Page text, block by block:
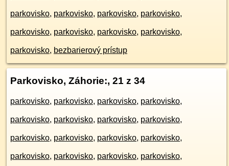
parkovisko, parkovisko, parkovisko, parkovisko,
parkovisko, parkovisko, parkovisko, parkovisko,
parkovisko, bezbarierový prístup
Parkovisko, Záhorie:, 21 z 34
parkovisko, parkovisko, parkovisko, parkovisko,
parkovisko, parkovisko, parkovisko, parkovisko,
parkovisko, parkovisko, parkovisko, parkovisko,
parkovisko, parkovisko, parkovisko, parkovisko,